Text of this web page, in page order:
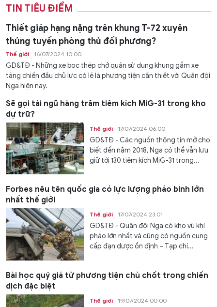
TIN TIÊU ĐIỂM
Thiết giáp hạng nặng trên khung T-72 xuyên
thủng tuyến phòng thủ đối phương?
Thế giới 16/07/2024 10:00
GD&TĐ - Những xe bọc thép chở quân sử dụng khung gầm xe
tăng chiến đấu chủ lực có lẽ là phương tiện cần thiết với Quân đội
Nga hiện nay.
Sẽ gọi tái ngũ hàng trăm tiêm kích MiG-31 trong kho
dự trữ?
Thế giới 17/07/2024 06:00
GD&TĐ - Các nguồn thông tin mở cho
biết đến năm 2018, Nga có thể vẫn lưu
giữ tới 130 tiêm kích MiG-31 trong...
Forbes nêu tên quốc gia có lực lượng pháo binh lớn
nhất thế giới
Thế giới 17/07/2024 23:01
GD&TĐ - Quân đội Nga có kho vũ khí
pháo lớn nhất và cũng có nguồn cung
cấp đạn dược ổn định – Tạp chí...
Bài học quý giá từ phương tiện chủ chốt trong chiến
dịch đặc biệt
Thế giới 19/07/2024 00:00